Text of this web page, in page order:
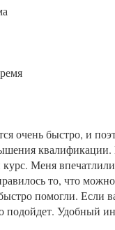
очень быстро, и
квалификации.
Меня
то, что
помогли. Если
Удобный